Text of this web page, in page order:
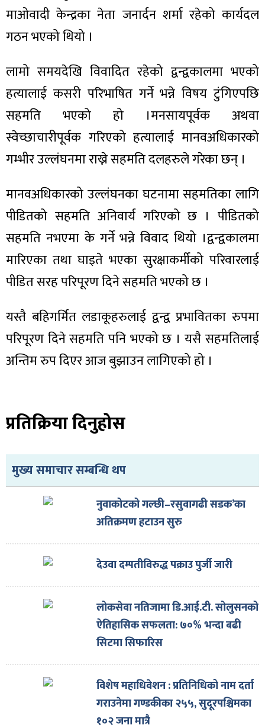
माओवादी केन्द्रका नेता जनार्दन शर्मा रहेको कार्यदल
गठन भएको थियो ।
लामो समयदेखि विवादित रहेको द्वन्द्वकालमा भएको
हत्यालाई कसरी परिभाषित गर्ने भन्ने विषय टुंगिएपछि
सहमति भएको हो ।मनसायपूर्वक अथवा
स्वेच्छाचारीपूर्वक गरिएको हत्यालाई मानवअधिकारको
गम्भीर उल्लंघनमा राख्ने सहमति दलहरुले गरेका छन् ।
मानवअधिकारको उल्लंघनका घटनामा सहमतिका लागि
पीडितको सहमति अनिवार्य गरिएको छ । पीडितको
सहमति नभएमा के गर्ने भन्ने विवाद थियो ।द्वन्द्वकालमा
मारिएका तथा घाइते भएका सुरक्षाकर्मीको परिवारलाई
पीडित सरह परिपूरण दिने सहमति भएको छ ।
यस्तै बहिगर्मित लडाकूहरुलाई द्वन्द्व प्रभावितका रुपमा
परिपूरण दिने सहमति पनि भएको छ । यसै सहमतिलाई
अन्तिम रुप दिएर आज बुझाउन लागिएको हो ।
प्रतिक्रिया दिनुहोस
मुख्य समाचार सम्बन्धि थप
नुवाकोटको गल्छी–रसुवागढी सडक’का
अतिक्रमण हटाउन सुरु
देउवा दम्पतीविरुद्ध पक्राउ पुर्जी जारी
लोकसेवा नतिजामा डि.आई.टी. सोलुसनको
ऐतिहासिक सफलता: ७०% भन्दा बढी
सिटमा सिफारिस
विशेष महाधिवेशन : प्रतिनिधिको नाम दर्ता
गराउनेमा गण्डकीका २५५, सुदूरपश्चिमका
१०२ जना मात्रै